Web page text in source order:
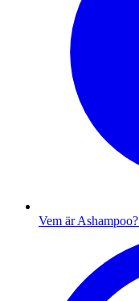
Vem är Ashampoo?